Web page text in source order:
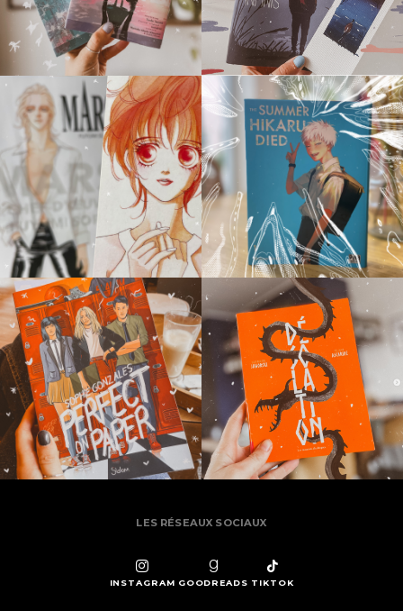
LES RÉSEAUX SOCIAUX
INSTAGRAM GOODREADS TIKTOK